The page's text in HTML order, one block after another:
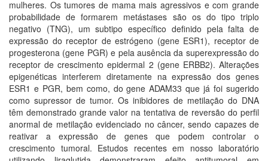
mulheres. Os tumores de mama mais agressivos e com grande
probabilidade de formarem metástases são os do tipo triplo
negativo (TNG), um subtipo específico definido pela falta de
expressão do receptor de estrógeno (gene ESR1), receptor de
progesterona (gene PGR) e pela ausência da superexpressão do
receptor de crescimento epidermal 2 (gene ERBB2). Alterações
epigenéticas interferem diretamente na expressão dos genes
ESR1 e PGR, bem como, do gene ADAM33 que já foi sugerido
como supressor de tumor. Os inibidores de metilação do DNA
têm demonstrado grande valor na tentativa de reversão do perfil
anormal de metilação evidenciado no câncer, sendo capazes de
reativar a expressão de genes que podem controlar o
crescimento tumoral. Estudos recentes em nosso laboratório